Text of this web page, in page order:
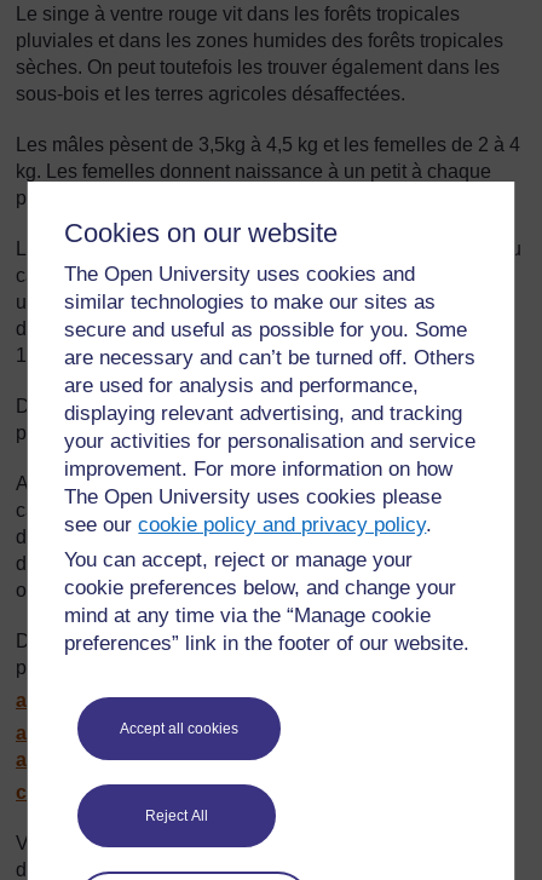
Cookies on our website
The Open University uses cookies and
similar technologies to make our sites as
secure and useful as possible for you. Some
are necessary and can’t be turned off. Others
are used for analysis and performance,
displaying relevant advertising, and tracking
your activities for personalisation and service
improvement. For more information on how
The Open University uses cookies please
see ourcookie policy and privacy policy.
You can accept, reject or manage your
cookie preferences below, and change your
mind at any time via the “Manage cookie
preferences” link in the footer of our website.
Accept all cookies
Reject All
Le singe à ventre rouge vit dans les forêts tropicales
pluviales et dans les zones humides des forêts tropicales
sèches. On peut toutefois les trouver également dans les
sous-bois et les terres agricoles désaffectées.
Les mâles pèsent de 3,5kg à 4,5 kg et les femelles de 2 à 4
kg. Les femelles donnent naissance à un petit à chaque
portée.
L’espèce des singes à ventre rouge a pratiquement disparu
car elle est chassée avec acharnement pour son pelage
unique à ventre rouge et pattes avant blanches. On a
découvert un petit groupe de guenons près du Niger en
1988.
Dans cette région, la race est en voie de disparition, elle a
presque totalement disparu.
Aujourd’hui, son territoire est protégé et la chasse et la
capture sont sévèrement réglementées. Il s’agit de l’une
des espèces qui vivent dans la forêt guinéenne du centre
de la biodiversité d’Afrique occidentale (Guinean Forests
of theWest Africa Biodiversity Hotspot).
Des études du singe à ventre rouge ont pris place aux
portes du Togo:
article-2034170.html http://cat.inist.fr/
aModele=afficheN&cpsidt=15788274
association.org/magazines/
cepa_mag_22_DEF_LIGHT.pdf
Vous trouverez des renseignements plus détaillés sur
diverses espèces en voie de disparition au Togo en